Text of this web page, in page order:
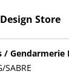
Store
/ Gendarmerie